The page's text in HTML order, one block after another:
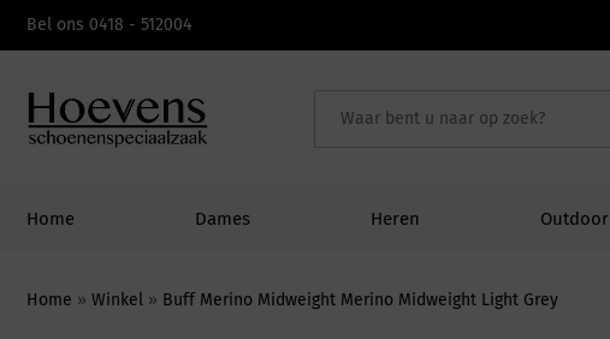
Bel ons 0418 - 512004
Home Dames Heren Outdoor
Home » Winkel » Buff Merino Midweight Merino Midweight Light Grey